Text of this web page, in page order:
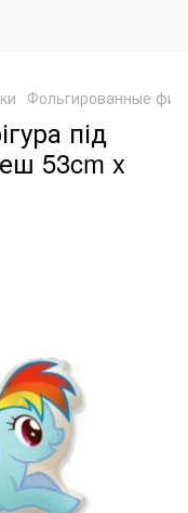
Фольгированные
під
53cm x